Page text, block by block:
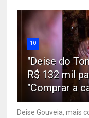
10
"Deise do
R$ 132 mil
"Comprar a
Deise Gouveia, mais